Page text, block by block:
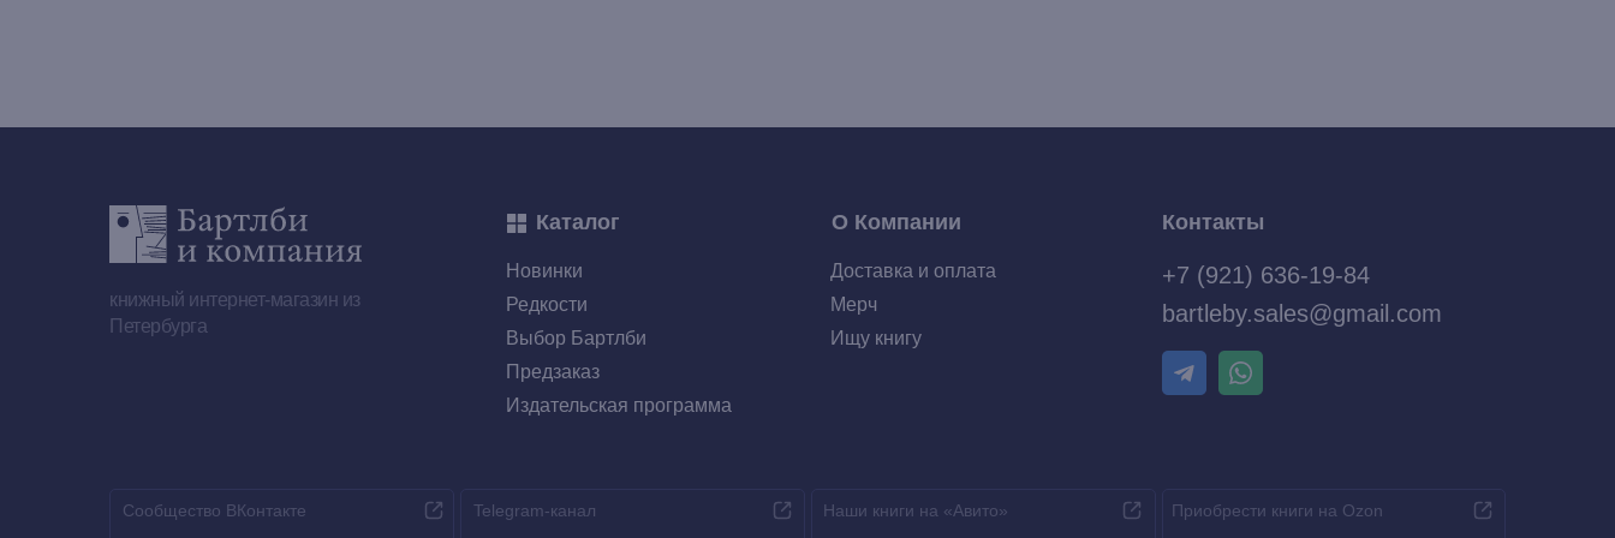
Контакты
книжный интернет-магазин из
Петербурга
+7 (921) 636-19-84
bartleby.sales@gmail.com
О Компании
Каталог
Приобрести книги на Ozon
Сообщество ВКонтакте
Ищу книгу
Мерч
Доставка и оплата
Наши книги на «Авито»
Предзаказ
Выбор Бартлби
Редкости
Новинки
Издательская программа
Telegram-канал